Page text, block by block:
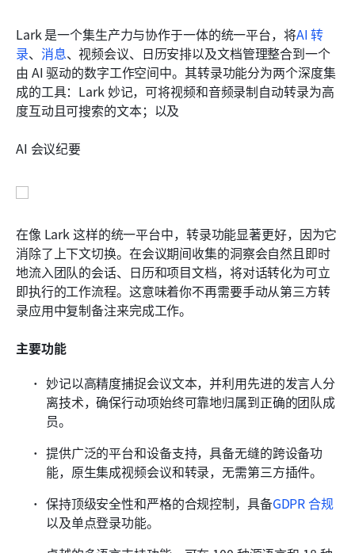
Lark 是一个集生产力与协作于一体的统一平台，将AI 转
录、 消息、视频会议、日历安排以及文档管理整合到一个
由 AI 驱动的数字工作空间中。其转录功能分为两个深度集
成的工具：Lark 妙记，可将视频和音频录制自动转录为高
度互动且可搜索的文本；以及
AI 会议纪要
在像 Lark 这样的统一平台中，转录功能显著更好，因为它
消除了上下文切换。在会议期间收集的洞察会自然且即时
地流入团队的会话、日历和项目文档，将对话转化为可立
即执行的工作流程。这意味着你不再需要手动从第三方转
录应用中复制备注来完成工作。
主要功能
妙记以高精度捕捉会议文本，并利用先进的发言人分
离技术，确保行动项始终可靠地归属到正确的团队成
员。
提供广泛的平台和设备支持，具备无缝的跨设备功
能，原生集成视频会议和转录，无需第三方插件。
保持顶级安全性和严格的合规控制，具备GDPR 合规
以及单点登录功能。